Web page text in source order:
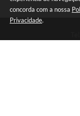
concorda com a nossa
Privacidade.